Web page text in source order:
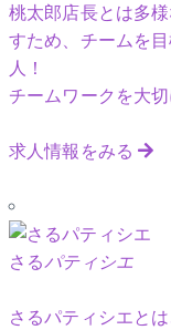
桃太郎店長とは多
すため、チームを
人！
チームワークを大
求人情報をみる
さるパティシエ
さるパティシエと